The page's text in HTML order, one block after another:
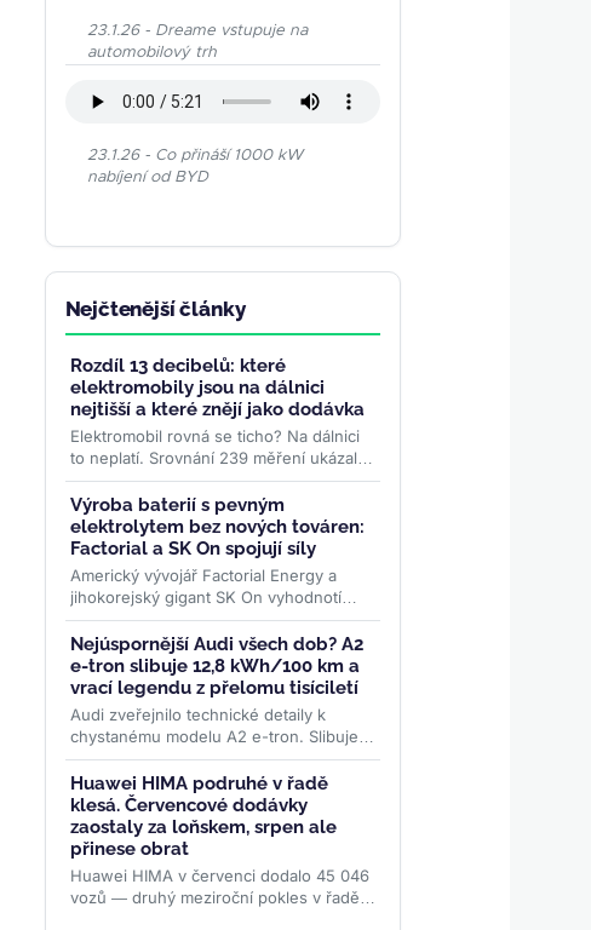
23.1.26 - Dreame vstupuje na
automobilový trh
23.1.26 - Co přináší 1000 kW
nabíjení od BYD
Nejčtenější články
Rozdíl 13 decibelů: které
elektromobily jsou na dálnici
nejtišší a které znějí jako dodávka
Elektromobil rovná se ticho? Na dálnici
to neplatí. Srovnání 239 měření ukázalo
rozdíl 13 decibelů mezi nejtišším a
nejhlučnějším...>>
Výroba baterií s pevným
elektrolytem bez nových továren:
Factorial a SK On spojují síly
Americký vývojář Factorial Energy a
jihokorejský gigant SK On vyhodnotí
masovou výrobu solid-state baterií FEST
na stávajících linkách....>>
Nejúspornější Audi všech dob? A2
e-tron slibuje 12,8 kWh/100 km a
vrací legendu z přelomu tisíciletí
Audi zveřejnilo technické detaily k
chystanému modelu A2 e-tron. Slibuje
rekordně nízkou spotřebu, pokročilou
aerodynamiku i LFP baterii....>>
Huawei HIMA podruhé v řadě
klesá. Červencové dodávky
zaostaly za loňskem, srpen ale
přinese obrat
Huawei HIMA v červenci dodalo 45 046
vozů — druhý meziroční pokles v řadě.